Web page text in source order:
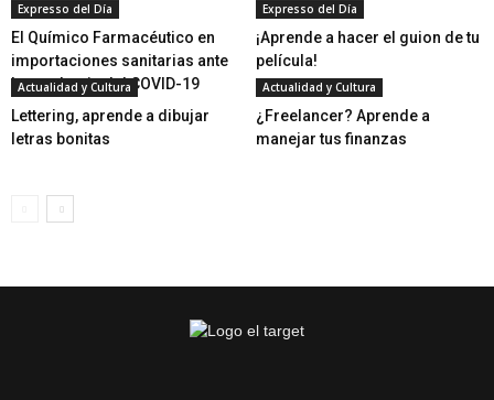
Expresso del Día
El Químico Farmacéutico en
importaciones sanitarias ante
la pandemia del COVID-19
Expresso del Día
¡Aprende a hacer el guion de tu
película!
Actualidad y Cultura
Lettering, aprende a dibujar
letras bonitas
Actualidad y Cultura
¿Freelancer? Aprende a
manejar tus finanzas